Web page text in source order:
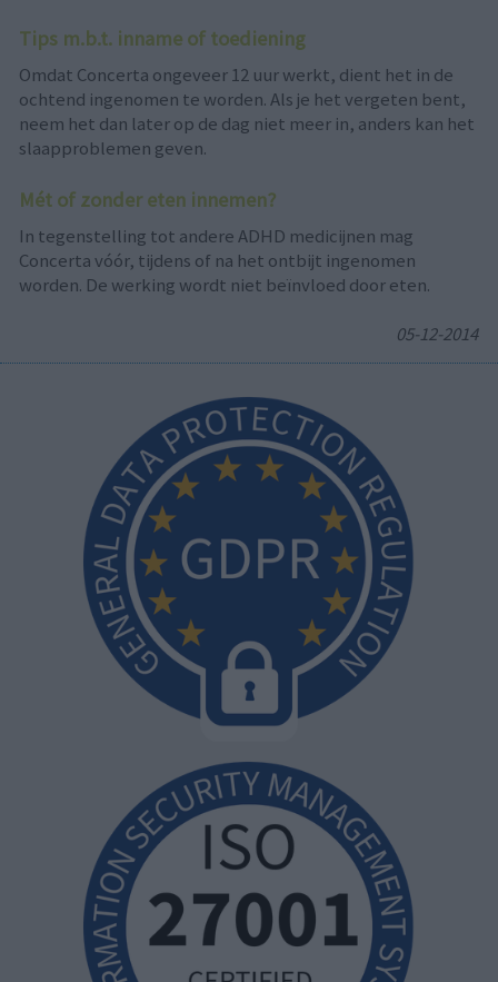
Tips m.b.t. inname of toediening
Omdat Concerta ongeveer 12 uur werkt, dient het in de
ochtend ingenomen te worden. Als je het vergeten bent,
neem het dan later op de dag niet meer in, anders kan het
slaapproblemen geven.
Mét of zonder eten innemen?
In tegenstelling tot andere ADHD medicijnen mag
Concerta vóór, tijdens of na het ontbijt ingenomen
worden. De werking wordt niet beïnvloed door eten.
05-12-2014